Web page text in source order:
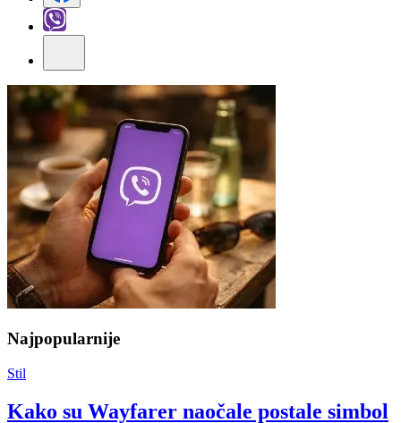
Najpopularnije
Stil
Kako su Wayfarer naočale postale simbol